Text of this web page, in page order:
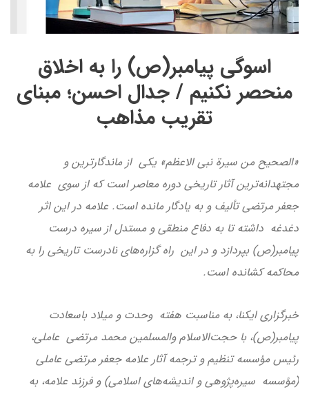
اسوگی پیامبر(ص) را به اخلاق
منحصر نکنیم / جدال احسن؛ مبنای
تقریب مذاهب
«الصحیح من سیرة نبی الاعظم» یکی از ماندگارترین و
مجتهدانه‌ترین آثار تاریخی دوره معاصر است که از سوی علامه
جعفر مرتضی تألیف و به یادگار مانده است. علامه در این اثر
دغدغه داشته تا به دفاع منطقی و مستدل از سیره درست
پیامبر(ص) بپردازد و در این راه گزاره‌های نادرست تاریخی را به
محاکمه کشانده است.
خبرگزاری ایکنا، به مناسبت هفته وحدت و میلاد باسعادت
پیامبر(ص)، با حجت‌الاسلام والمسلمین محمد مرتضی عاملی،
رئیس مؤسسه تنظیم و ترجمه آثار علامه جعفر مرتضی عاملی
(مؤسسه سیره‌پژوهی و اندیشه‌های اسلامی) و فرزند علامه، به